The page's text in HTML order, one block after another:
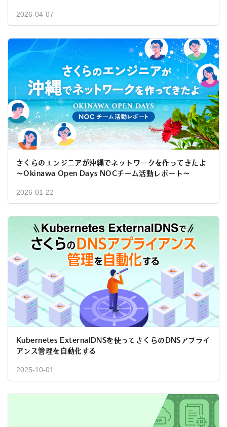
2026-04-07
さくらのエンジニアが沖縄でネットワークを作ってきたよ
〜Okinawa Open Days NOCチーム活動レポート〜
2026-01-22
Kubernetes ExternalDNSを使ってさくらのDNSアプライ
アンス管理を自動化する
2025-10-01